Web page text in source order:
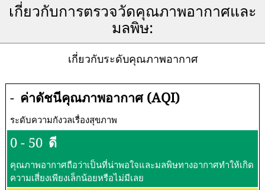
เกี่ยวกับการตรวจวัดคุณภาพอากาศและ
มลพิษ:
เกี่ยวกับระดับคุณภาพอากาศ
- ค่าดัชนีคุณภาพอากาศ (AQI)
ระดับความกังวลเรื่องสุขภาพ
0 - 50 ดี
คุณภาพอากาศถือว่าเป็นที่น่าพอใจและมลพิษทางอากาศทำให้เกิด
ความเสี่ยงเพียงเล็กน้อยหรือไม่มีเลย